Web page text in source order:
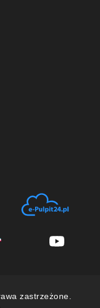
zastrzeżone.